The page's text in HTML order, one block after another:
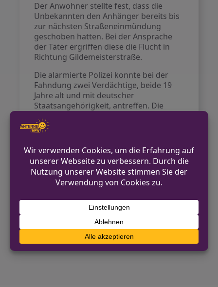
Der Anwohner stellte fest, dass die
Unbekannten den Anhänger bereits bis
zur nächsten Straßeneinmündung
geschoben hatten. Bei der Ansprache
der Täter ergriffen diese die Flucht in
Richtung Gildemeisterstraße.
Die alarmierte Polizei konnte bei der
Fahndung zwei Verdächtige, beide 19
Jahre alt und mit deutscher
Staatsangehörigkeit, antreffen. Die
Informationen zu ihrem
Fluchtkompagnon geben, der weiterhin
gesucht wird.
Die Ermittlungen zum Vorfall dauern an.
VORHERIGER BEITRAG
Unfall zwischen Radfahrer und Fußgängerin
mit Hund in Castrop-Rauxel
NÄCHSTER BEITRAG
Warnung vor Telefonbetrug im Kreis Lippe